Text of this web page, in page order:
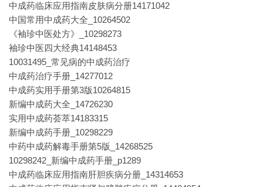
中成药临床应用指南皮肤病分册14171042
中国常用中成药大全_10264502
《袖珍中医处方》_10298273
袖珍中医四大经典14148453
10031495_常见病的中成药治疗
中成药治疗手册_14277012
中成药实用手册第3版10264815
新编中成药大全_14726230
实用中成药荟萃14183315
新编中成药手册_10298229
中药中成药解毒手册第5版_14268525
10298242_新编中成药手册_p1289
中成药临床应用指南肝胆疾病分册_14314653